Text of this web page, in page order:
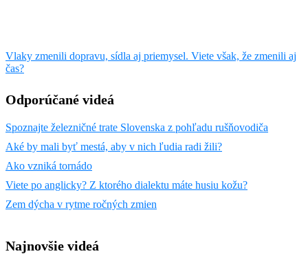
Vlaky zmenili dopravu, sídla aj priemysel. Viete však, že zmenili aj
čas?
Odporúčané videá
Spoznajte železničné trate Slovenska z pohľadu rušňovodiča
Aké by mali byť mestá, aby v nich ľudia radi žili?
Ako vzniká tornádo
Viete po anglicky? Z ktorého dialektu máte husiu kožu?
Zem dýcha v rytme ročných zmien
Najnovšie videá